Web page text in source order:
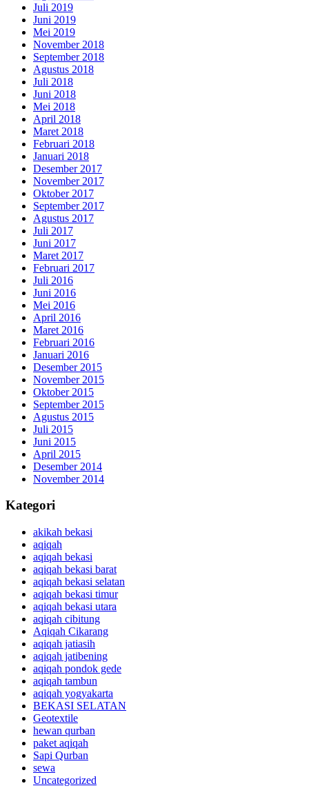
Juli 2019
Juni 2019
Mei 2019
November 2018
September 2018
Agustus 2018
Juli 2018
Juni 2018
Mei 2018
April 2018
Maret 2018
Februari 2018
Januari 2018
Desember 2017
November 2017
Oktober 2017
September 2017
Agustus 2017
Juli 2017
Juni 2017
Maret 2017
Februari 2017
Juli 2016
Juni 2016
Mei 2016
April 2016
Maret 2016
Februari 2016
Januari 2016
Desember 2015
November 2015
Oktober 2015
September 2015
Agustus 2015
Juli 2015
Juni 2015
April 2015
Desember 2014
November 2014
Kategori
akikah bekasi
aqiqah
aqiqah bekasi
aqiqah bekasi barat
aqiqah bekasi selatan
aqiqah bekasi timur
aqiqah bekasi utara
aqiqah cibitung
Aqiqah Cikarang
aqiqah jatiasih
aqiqah jatibening
aqiqah pondok gede
aqiqah tambun
aqiqah yogyakarta
BEKASI SELATAN
Geotextile
hewan qurban
paket aqiqah
Sapi Qurban
sewa
Uncategorized